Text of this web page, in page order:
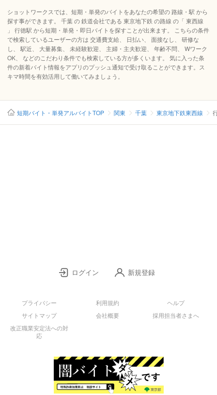
ショットワークスでは、短期・単発のバイトをあなたの希望の 路線・駅 から
探す事ができます。 千葉 の 鉄道会社である 東京地下鉄 の路線 の「 東西線
」 行徳駅 から短期・単発・即日バイトを探すことが出来ます。 こちらの条件
で検索しているユーザーの方は 交通費支給、 日払い、 面接なし、 研修な
し、 駅近、 大量募集、 未経験歓迎、 主婦・主夫歓迎、 年齢不問、 Wワーク
OK、 などのこだわり条件でも検索している方が多くいます。 気に入った条
件の新着バイト情報をアプリのプッシュ通知で受け取ることができます。ス
キマ時間を有効活用して働いてみましょう。
短期バイト・単発アルバイトTOP 関東 千葉 東京地下鉄東西線
ログイン 新規登録
プライバシー 利用規約
ヘルプ
サイトマップ
会社概要
採用担当者さまへ
改正職業安定法への対
応